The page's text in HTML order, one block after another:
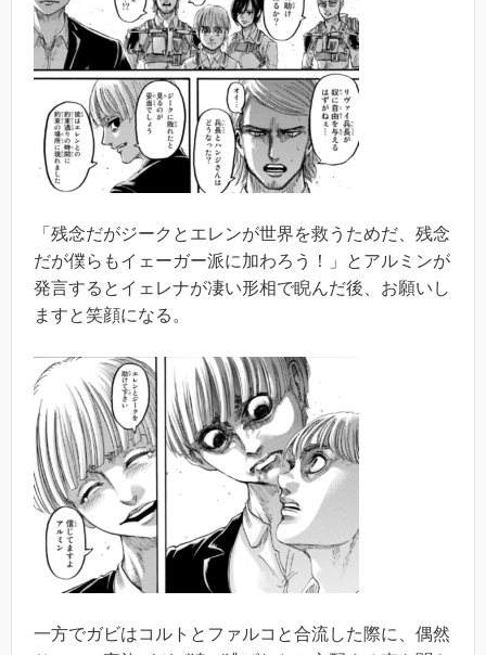
「残念だがジークとエレンが世界を救うためだ、残念
だが僕らもイェーガー派に加わろう！」とアルミンが
発言するとイェレナが凄い形相で睨んだ後、お願いし
ますと笑顔になる。
一方でガビはコルトとファルコと合流した際に、偶然